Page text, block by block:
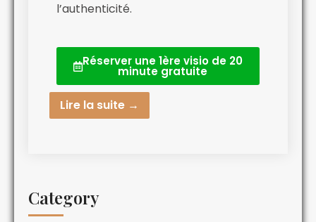
l’authenticité.
Réserver une 1ère visio de 20
minute gratuite
Lire la suite →
Category